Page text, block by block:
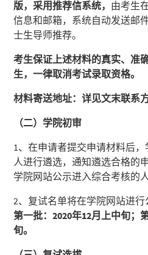
版，采用推荐信系统， 由考生
信息和邮箱，系统自动发送邮
士生导师推荐。
考生保证上述材料的真实、准
生，一律取消考试录取资格。
材料寄送地址：详见文末联系方
（二）学院初审
1、在申请者提交申请材料后
人进行遴选，通知遴选合格的
学院网站公示进入综合考核的
2、复试名单将在学院网站进行
第一批：2020年12月上中旬；
旬。